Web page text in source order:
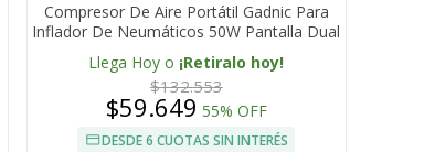
Compresor De Aire Portátil Gadnic Para
Inflador De Neumáticos 50W Pantalla Dual
LCD 150 PSI 17 Lmin
Llega Hoy o ¡Retiralo hoy!
$132.553
$59.649 55% OFF
DESDE 6 CUOTAS SIN INTERÉS